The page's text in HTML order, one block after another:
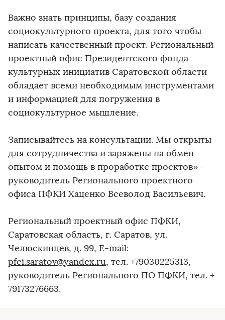
Важно знать принципы, базу создания
социокультурного проекта, для того чтобы
написать качественный проект. Региональный
проектный офис Президентского фонда
культурных инициатив Саратовской области
обладает всеми необходимым инструментами
и информацией для погружения в
социокультурное мышление.
Записывайтесь на консультации. Мы открыты
для сотрудничества и заряжены на обмен
опытом и помощь в проработке проектов» -
руководитель Регионального проектного
офиса ПФКИ Хаценко Всеволод Васильевич.
Региональный проектный офис ПФКИ,
Саратовская область, г. Саратов, ул.
Челюскинцев, д. 99, E-mail:
pfci.saratov@yandex.ru, тел. +79030225313,
руководитель Регионального ПО ПФКИ, тел. +
79173276663.